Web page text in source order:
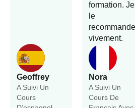
Geoffrey
A Suivi Un
Cours
Nora
A Suivi Un
Cours De
formation. Je
le
recommande
vivement.